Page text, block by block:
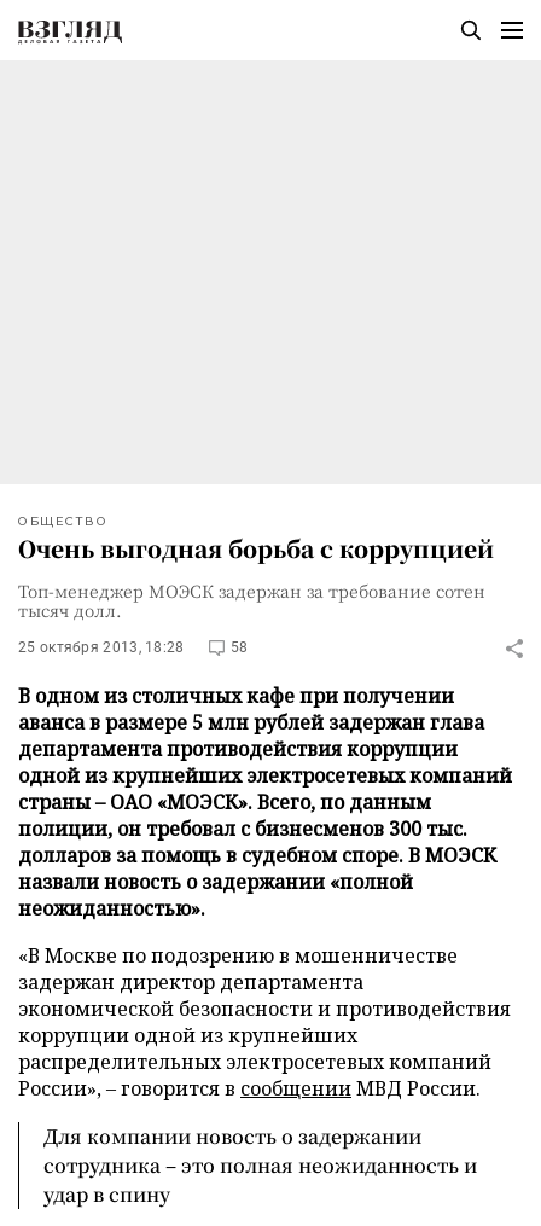
ОБЩЕСТВО
Очень выгодная борьба с коррупцией
Топ-менеджер МОЭСК задержан за требование сотен
тысяч долл.
25 октября 2013, 18:28 58
В одном из столичных кафе при получении
аванса в размере 5 млн рублей задержан глава
департамента противодействия коррупции
одной из крупнейших электросетевых компаний
страны – ОАО «МОЭСК». Всего, по данным
полиции, он требовал с бизнесменов 300 тыс.
долларов за помощь в судебном споре. В МОЭСК
назвали новость о задержании «полной
неожиданностью».
«В Москве по подозрению в мошенничестве
задержан директор департамента
экономической безопасности и противодействия
коррупции одной из крупнейших
распределительных электросетевых компаний
России», – говорится в сообщенииМВД России.
Для компании новость о задержании
сотрудника – это полная неожиданность и
удар в спину